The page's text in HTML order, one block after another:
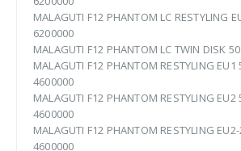
MALAGUTI F12 PHANTOM LC RESTYLING
6200000
MALAGUTI F12 PHANTOM LC TWIN DISK
MALAGUTI F12 PHANTOM RESTYLING
4600000
MALAGUTI F12 PHANTOM RESTYLING
4600000
MALAGUTI F12 PHANTOM RESTYLING
4600000